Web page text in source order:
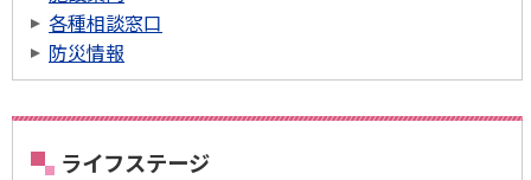
各種相談窓口
防災情報
ライフステージ